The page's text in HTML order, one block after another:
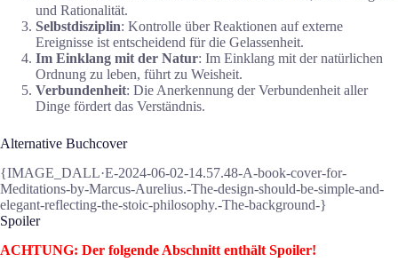
und Rationalität.
Selbstdisziplin: Kontrolle über Reaktionen auf externe
Ereignisse ist entscheidend für die Gelassenheit.
Im Einklang mit der Natur: Im Einklang mit der natürlichen
Ordnung zu leben, führt zu Weisheit.
Verbundenheit: Die Anerkennung der Verbundenheit aller
Dinge fördert das Verständnis.
Alternative Buchcover
{IMAGE_DALL·E-2024-06-02-14.57.48-A-book-cover-for-
Meditations-by-Marcus-Aurelius.-The-design-should-be-simple-and-
elegant-reflecting-the-stoic-philosophy.-The-background-}
Spoiler
ACHTUNG: Der folgende Abschnitt enthält Spoiler!